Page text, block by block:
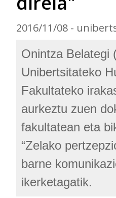
2016/11/08 -
Onintza Belategi
Unibertsitateko
Fakultateko
aurkeztu zuen
fakultatean eta
“Zelako
barne
ikerketagatik.